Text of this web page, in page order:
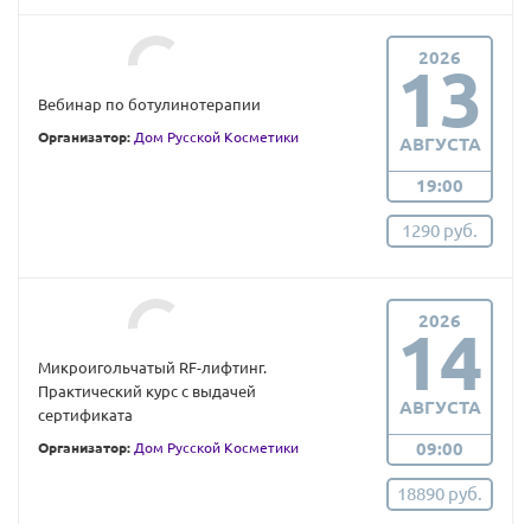
Вебинар по ботулинотерапии
Организатор: Дом Русской Косметики
2026
13
АВГУСТА
19:00
1290 руб.
Микроигольчатый RF-лифтинг.
Практический курс с выдачей
сертификата
Организатор: Дом Русской Косметики
2026
14
АВГУСТА
09:00
18890 руб.